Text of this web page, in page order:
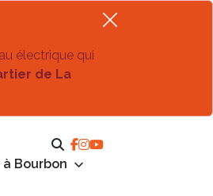
électrique qui
de La
Bourbon